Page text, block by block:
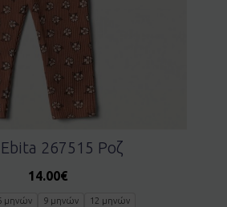
267515 Ροζ
14.00€
μηνών 9 μηνών
12 μηνών